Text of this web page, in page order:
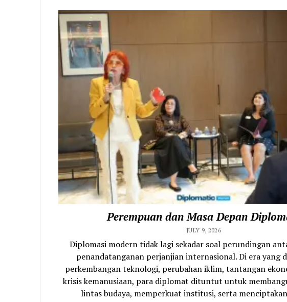
Perempuan dan Masa Depan
JULY 9, 2026
Diplomasi modern tidak lagi sekadar soal perundingan
penandatanganan perjanjian internasional. Di era yang
perkembangan teknologi, perubahan iklim, tantangan
krisis kemanusiaan, para diplomat dituntut untuk
lintas budaya, memperkuat institusi, serta